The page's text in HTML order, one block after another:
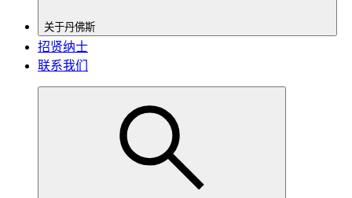
关于丹佛斯
招贤纳士
联系我们